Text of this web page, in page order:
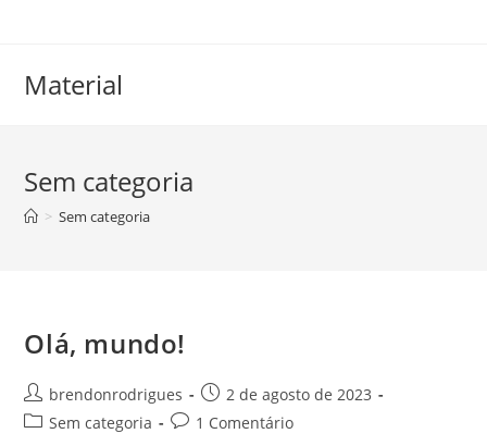
Material
Sem categoria
> Sem categoria
Olá, mundo!
brendonrodrigues
2 de agosto de 2023
Sem categoria
1 Comentário